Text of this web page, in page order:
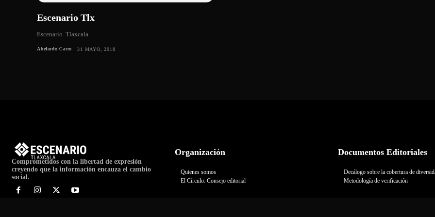
Escenario Tlx
Escenario Tlaxcala.
Abelardo Carro 31 MAYO, 2018
Comprometidos con la libertad de expresión
creyendo que la información encauza el cambio
social.
Organización
Quienes somos
El Círculo: Consejo editorial
Documentos Editoriales
Decálogo sobre la cobertura de
Metodología de verificación